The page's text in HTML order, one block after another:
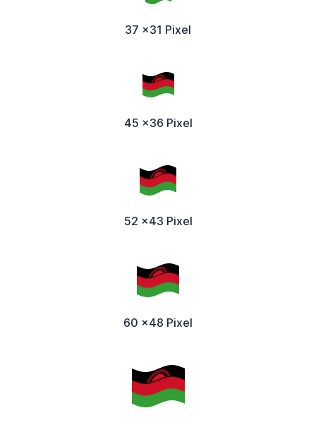
37 x31 Pixel
45 x36 Pixel
52 x43 Pixel
60 x48 Pixel